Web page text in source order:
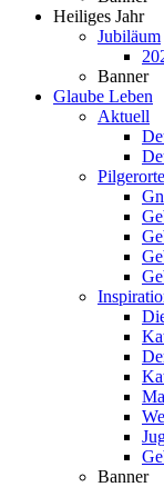
Heiliges Jahr
Jubiläum
Banner
Glaube Leben
Aktuell
Pilgerorte
Banner